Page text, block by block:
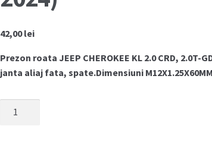
42,00lei
Prezon roata JEEP CHEROKEE KL 2.0 CRD, 2.0T-
janta aliaj fata, spate.Dimensiuni